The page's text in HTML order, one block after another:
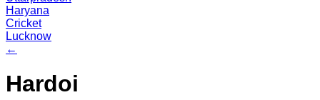
Haryana
Cricket
Lucknow
←
Hardoi